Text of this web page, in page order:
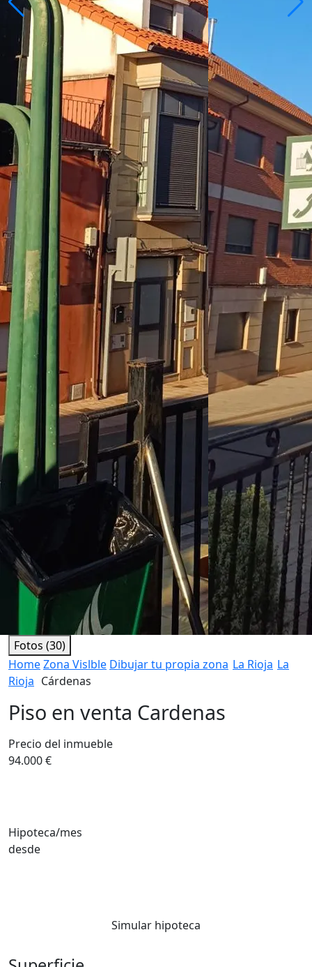
Fotos (30)
HomeZona Vislble Dibujar tu propia zona La Rioja La
Rioja Cárdenas
Piso en venta Cardenas
Precio del inmueble
94.000 €
Hipoteca/mes
desde
Simular hipoteca